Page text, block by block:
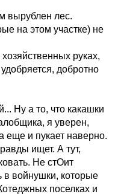
вырублен лес.
на этом участке) не
руках,
добротно
Ну а то, что какашки
я уверен,
еще и пукает наверно.
ищет. А тут,
Не стОит
в войнушки, которые
поселках и